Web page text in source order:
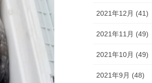
2021年12月 (41)
2021年11月 (49)
2021年10月 (49)
2021年9月 (48)